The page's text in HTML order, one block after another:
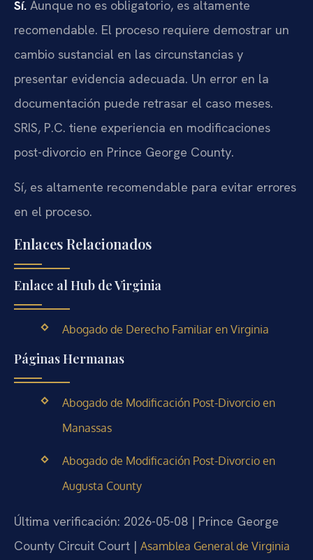
Sí. Aunque no es obligatorio, es altamente
recomendable. El proceso requiere demostrar un
cambio sustancial en las circunstancias y
presentar evidencia adecuada. Un error en la
documentación puede retrasar el caso meses.
SRIS, P.C. tiene experiencia en modificaciones
post-divorcio en Prince George County.
Sí, es altamente recomendable para evitar errores
en el proceso.
Enlaces Relacionados
Enlace al Hub de Virginia
Abogado de Derecho Familiar en Virginia
Páginas Hermanas
Abogado de Modificación Post-Divorcio en
Manassas
Abogado de Modificación Post-Divorcio en
Augusta County
Última verificación: 2026-05-08 | Prince George
County Circuit Court | Asamblea General de Virginia